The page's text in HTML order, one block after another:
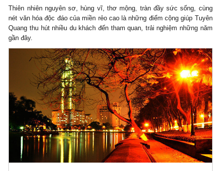
Thiên nhiên nguyên sơ, hùng vĩ, thơ mộng, tràn đầy sức sống, cùng
nét văn hóa độc đáo của miền rẻo cao là những điểm cộng giúp Tuyên
Quang thu hút nhiều du khách đến tham quan, trải nghiệm những năm
gần đây.